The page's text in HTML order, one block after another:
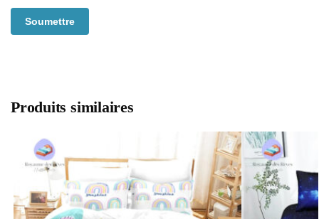
Produits similaires